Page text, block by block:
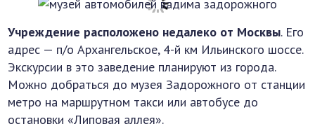
Учреждение расположено недалеко от Москвы. Его
адрес — п/о Архангельское, 4-й км Ильинского шоссе.
Экскурсии в это заведение планируют из города.
Можно добраться до музея Задорожного от станции
метро на маршрутном такси или автобусе до
остановки «Липовая аллея».